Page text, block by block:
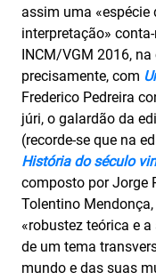
assim uma
interpretação»
INCM/VGM 2016,
precisamente, com
Frederico Pedreira
júri, o galardão da
(recorde-se que na
História do século
composto por Jorge
Tolentino
«robustez teórica e
de um tema
mundo e das suas